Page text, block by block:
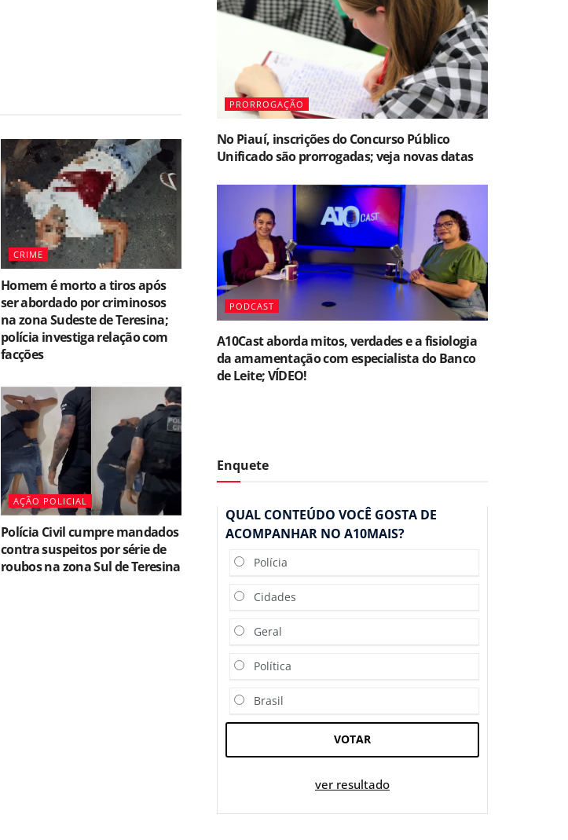
CRIME
Homem é morto a tiros após
ser abordado por criminosos
na zona Sudeste de Teresina;
polícia investiga relação com
facções
AÇÃO POLICIAL
Polícia Civil cumpre mandados
contra suspeitos por série de
roubos na zona Sul de Teresina
PRORROGAÇÃO
No Piauí, inscrições do Concurso Público
Unificado são prorrogadas; veja novas datas
PODCAST
A10Cast aborda mitos, verdades e a fisiologia
da amamentação com especialista do Banco
de Leite; VÍDEO!
Enquete
QUAL CONTEÚDO VOCÊ GOSTA DE
ACOMPANHAR NO A10MAIS?
Polícia
Cidades
Geral
Política
Brasil
VOTAR
ver resultado